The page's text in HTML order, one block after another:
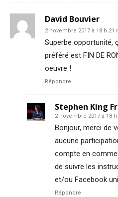
David Bouvier
2 novembre 2017 à 18 h 21
Superbe opportunité,
préféré est FIN DE
oeuvre !
Répondre
Stephen King
2 novembre 2017 à 18
Bonjour, merci de
aucune
compte en
de suivre les
et/ou Facebook
Répondre